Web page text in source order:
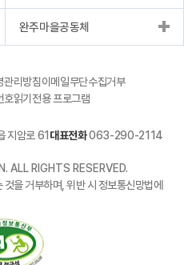
완주마을공동체
관리방침이메일무단수집거부
호읽기전용 프로그램
지암로 61 대표전화063-290-2114
RIGHTS RESERVED.
을 거부하며, 위반 시 정보통신망법에